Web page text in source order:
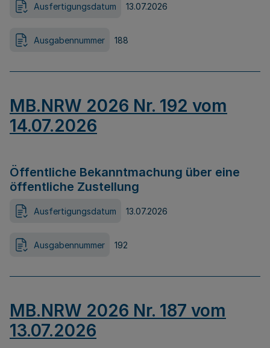
Ausfertigungsdatum 13.07.2026
Ausgabennummer 188
MB.NRW 2026 Nr. 192 vom
14.07.2026
Öffentliche Bekanntmachung über eine
öffentliche Zustellung
Ausfertigungsdatum 13.07.2026
Ausgabennummer 192
MB.NRW 2026 Nr. 187 vom
13.07.2026